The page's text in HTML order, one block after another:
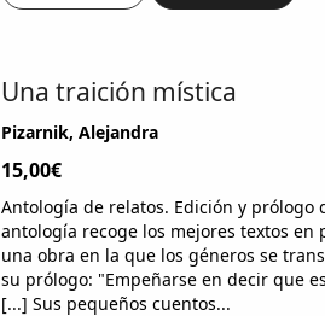
Una traición mística
Pizarnik, Alejandra
15,00€
Antología de relatos. Edición y prólogo
antología recoge los mejores textos en
una obra en la que los géneros se
su prólogo: "Empeñarse en decir que
[...] Sus pequeños cuentos...